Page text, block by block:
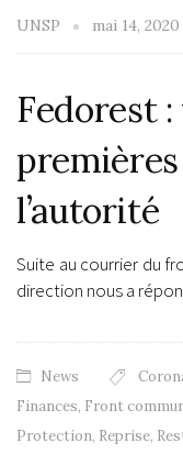
UNSP mai 14, 2020
Fedorest
l’autorité
Suite au courrier du
direction nous a
News
Finances, Front
Protection, Reprise,